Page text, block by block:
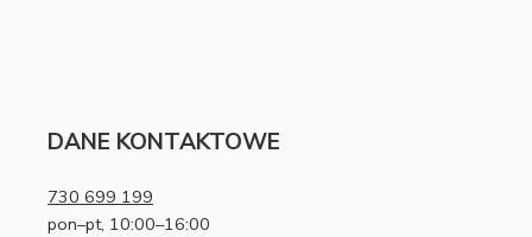
DANE KONTAKTOWE
730 699 199
pon–pt, 10:00–16:00